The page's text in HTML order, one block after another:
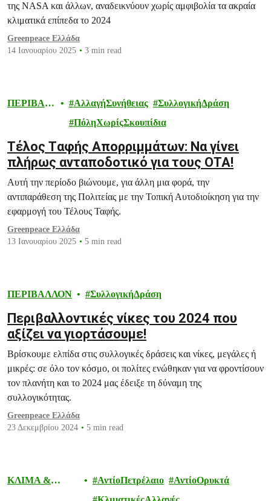
της NASA και άλλων, αναδεικνύουν χωρίς αμφιβολία τα ακραία
κλιματικά επίπεδα το 2024
Greenpeace Ελλάδα
14 Ιανουαρίου 2025
3 min read
ΠΕΡΙΒΑΛ
ΑλλαγήΣυνήθειας
ΣυλλογικήΔράση
ΠόληΧωρίςΣκουπίδια
Tέλος Tαφής Απορριμμάτων: Να γίνει
πλήρως ανταποδοτικό για τους ΟΤΑ!
Αυτή την περίοδο βιώνουμε, για άλλη μια φορά, την
αντιπαράθεση της Πολιτείας με την Τοπική Αυτοδιοίκηση για την
εφαρμογή του Τέλους Ταφής.
Greenpeace Ελλάδα
13 Ιανουαρίου 2025
5 min read
ΠΕΡΙΒΑΛΛΟΝ ΣυλλογικήΔράση
Περιβαλλοντικές νίκες του 2024 που
αξίζει να γιορτάσουμε!
Βρίσκουμε ελπίδα στις συλλογικές δράσεις και νίκες, μεγάλες ή
μικρές: σε όλο τον κόσμο, οι πολίτες ενώθηκαν για να φροντίσουν
τον πλανήτη και το 2024 μας έδειξε τη δύναμη της
συλλογικότητας.
Greenpeace Ελλάδα
23 Δεκεμβρίου 2024
5 min read
ΚΛΙΜΑ &
ΑντίοΠετρέλαιο
ΑντίοΟρυκτά